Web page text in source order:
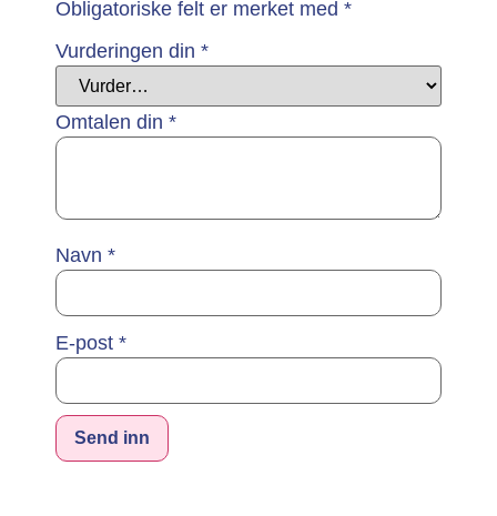
Obligatoriske felt er merket med *
Vurderingen din *
Omtalen din *
Navn *
E-post *